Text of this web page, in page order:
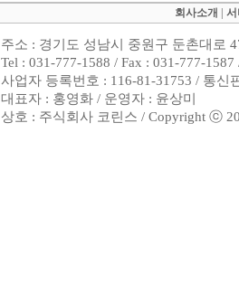
회사소개
주소 : 경기도 성남시 중원구 둔촌대로
Tel : 031-777-1588 / Fax : 031-777-
사업자 등록번호 : 116-81-31753 / 통신
대표자 : 홍영화 / 운영자 : 윤상미
상호 : 주식회사 코린스 / Copyright ⓒ